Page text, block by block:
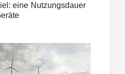
eine Nutzungsdauer